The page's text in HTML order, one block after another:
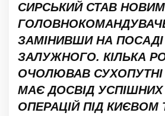
СИРСЬКИЙ СТАВ НОВИМ
ЗАМІНИВШИ НА ПОСАДІ
ЗАЛУЖНОГО. КІЛЬКА
ОЧОЛЮВАВ СУХОПУТНІ
МАЄ ДОСВІД УСПІШНИХ
ОПЕРАЦІЙ ПІД КИЄВОМ